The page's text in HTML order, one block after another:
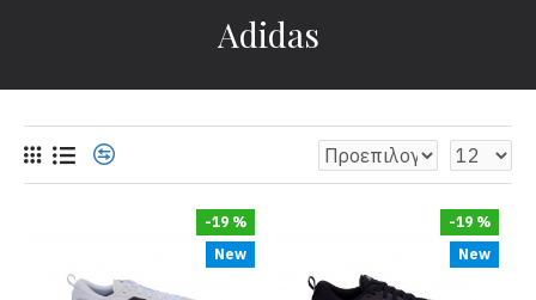
Adidas
New
-19 %
New
-19 %